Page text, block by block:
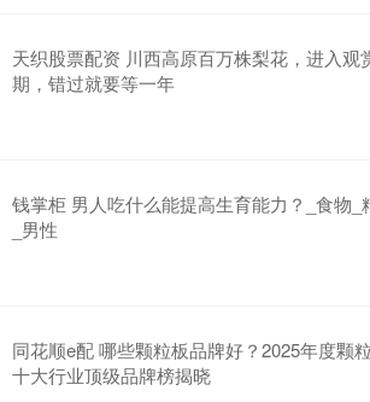
天织股票配资 川西高原百万株梨花，进入观
期，错过就要等一年
钱掌柜 男人吃什么能提高生育能力？_食物_
_男性
同花顺e配 哪些颗粒板品牌好？2025年度颗
十大行业顶级品牌榜揭晓